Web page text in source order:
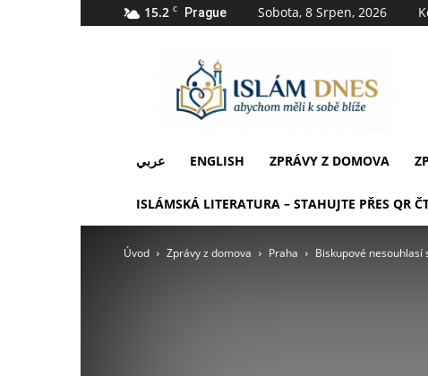
15.2 C Prague Sobota, 8 Srpen, 2026
عربي ENGLISH ZPRÁVY Z DOMOVA
ISLÁMSKÁ LITERATURA – STAHUJTE PŘES QR
Úvod Zprávy z domova Praha Biskupové nesouhlasí